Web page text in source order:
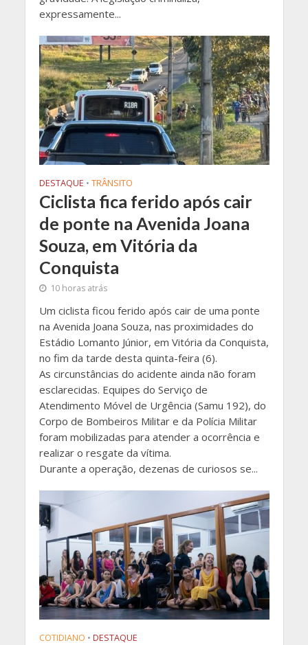
expressamente...
DESTAQUE • TRÂNSITO
Ciclista fica ferido após cair
de ponte na Avenida Joana
Souza, em Vitória da
Conquista
10 horas atrás
Um ciclista ficou ferido após cair de uma ponte
na Avenida Joana Souza, nas proximidades do
Estádio Lomanto Júnior, em Vitória da Conquista,
no fim da tarde desta quinta-feira (6).
As circunstâncias do acidente ainda não foram
esclarecidas. Equipes do Serviço de
Atendimento Móvel de Urgência (Samu 192), do
Corpo de Bombeiros Militar e da Polícia Militar
foram mobilizadas para atender a ocorrência e
realizar o resgate da vítima.
Durante a operação, dezenas de curiosos se...
COTIDIANO • DESTAQUE